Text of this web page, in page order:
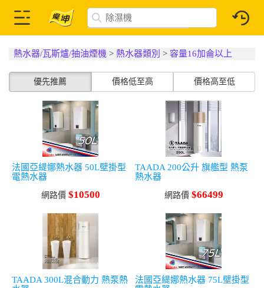
熱水器/瓦斯爐/抽油煙機 >熱水器類別 >容量16加侖以上
優先推薦 價格低至高 價格高至低
法國亞緹娜熱水器 50L壁掛型
電熱水器
網路價 $10500
TAADA 200公升 旗艦型 熱泵
熱水器
網路價 $66499
TAADA 300L混合動力 熱泵熱
法國亞緹娜熱水器 75L壁掛型